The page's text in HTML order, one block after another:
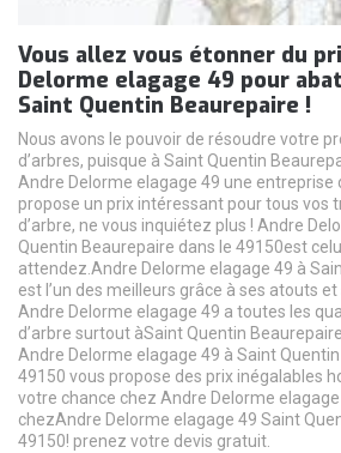
Vous allez vous étonner du
Delorme elagage 49 pour
Saint Quentin Beaurepaire !
Nous avons le pouvoir de résoudre votre
d’arbres, puisque à Saint Quentin
Andre Delorme elagage 49 une entreprise
propose un prix intéressant pour tous vos
d’arbre, ne vous inquiétez plus ! Andre
Quentin Beaurepaire dans le 49150est
attendez.Andre Delorme elagage 49 à
est l’un des meilleurs grâce à ses atouts
Andre Delorme elagage 49 a toutes les
d’arbre surtout àSaint Quentin
Andre Delorme elagage 49 à Saint
49150 vous propose des prix inégalables
votre chance chez Andre Delorme
chezAndre Delorme elagage 49 Saint
49150! prenez votre devis gratuit.